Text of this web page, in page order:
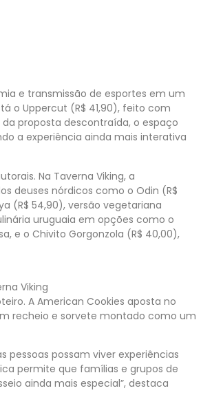
e transmissão de esportes em um
o Uppercut (R$ 41,90), feito com
proposta descontraída, o espaço
a experiência ainda mais interativa
Na Taverna Viking, a
deuses nórdicos como o Odin (R$
(R$ 54,90), versão vegetariana
uruguaia em opções como o
e o Chivito Gorgonzola (R$ 40,00),
Viking
A American Cookies aposta no
recheio e sorvete montado como um
pessoas possam viver experiências
permite que famílias e grupos de
ainda mais especial”, destaca